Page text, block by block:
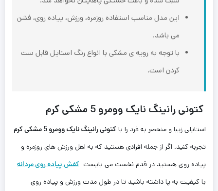
این مدل مناسب استفاده روزمره، ورزش، پیاده روی، فشن
می باشد.
با توجه به رویه ی مشکی با انواع رنگ استایل قابل ست
کردن است.
کتونی رانینگ نایک وومرو 5 مشکی کرم
استایلی زیبا و منحصر به فرد را با کتونی رانینگ نایک وومرو 5 مشکی کرم
تجربه کنید. اگر از جمله افرادی هستید که به اهل ورزش های روزمره و
پیاده روی هستید در قدم ‌نخست می بایست کفش پیاده روی مردانه
با کیفیت به پا داشته باشید تا در طول مدت ورزش و پیاده روی